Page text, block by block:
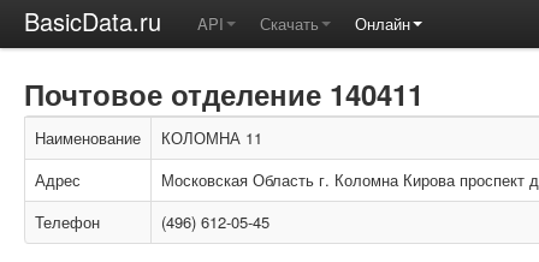
BasicData.ru API Скачать Онлайн
Почтовое отделение 140411
Наименование
КОЛОМНА 11
Адрес
Московская Область г. Коломна Кирова проспект
Телефон
(496) 612-05-45